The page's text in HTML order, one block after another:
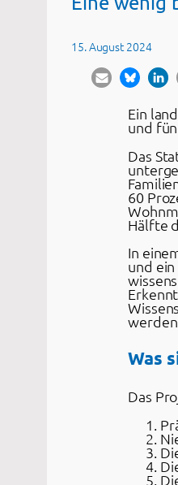
15. August 2024
Ein
und
Das
60
Hälfte
In
und
Was
Das